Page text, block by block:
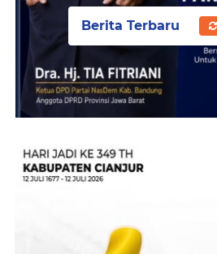
Berita Terbaru